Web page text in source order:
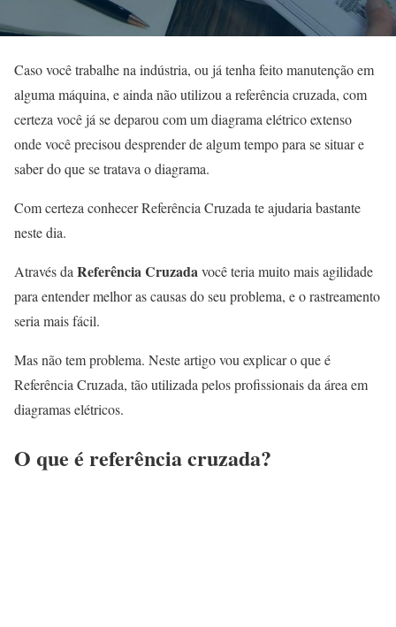
Caso você trabalhe na indústria, ou já tenha feito manutenção em
alguma máquina, e ainda não utilizou a referência cruzada, com
certeza você já se deparou com um diagrama elétrico extenso
onde você precisou desprender de algum tempo para se situar e
saber do que se tratava o diagrama.
Com certeza conhecer Referência Cruzada te ajudaria bastante
neste dia.
Através daReferência Cruzadavocê teria muito mais agilidade
para entender melhor as causas do seu problema, e o rastreamento
seria mais fácil.
Mas não tem problema. Neste artigo vou explicar o que é
Referência Cruzada, tão utilizada pelos profissionais da área em
diagramas elétricos.
O que é referência cruzada?